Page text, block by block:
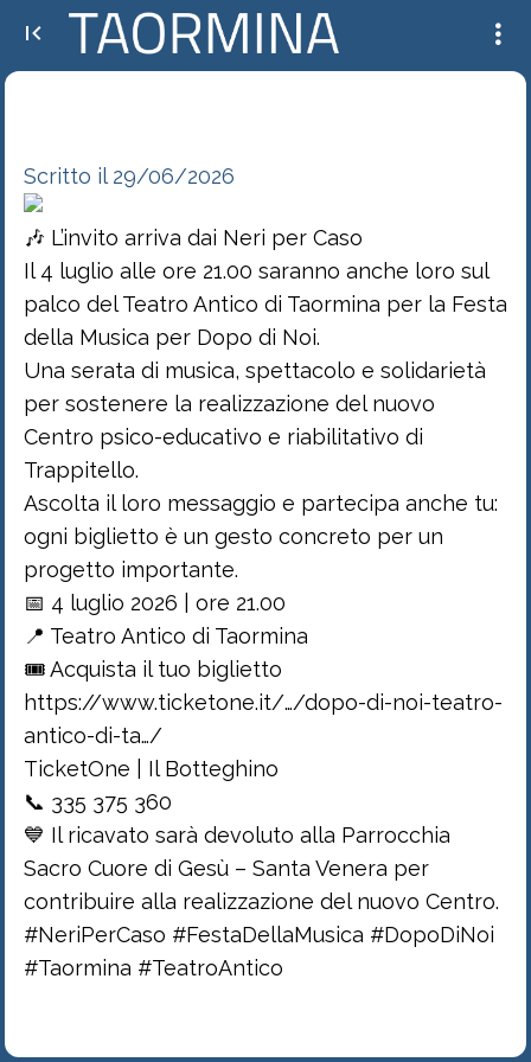
Scritto il 29/06/2026
🎶 L’invito arriva dai Neri per Caso
Il 4 luglio alle ore 21.00 saranno anche loro sul
palco del Teatro Antico di Taormina per la Festa
della Musica per Dopo di Noi.
Una serata di musica, spettacolo e solidarietà
per sostenere la realizzazione del nuovo
Centro psico-educativo e riabilitativo di
Trappitello.
Ascolta il loro messaggio e partecipa anche tu:
ogni biglietto è un gesto concreto per un
progetto importante.
📅 4 luglio 2026 | ore 21.00
📍 Teatro Antico di Taormina
🎟️ Acquista il tuo biglietto
https://www.ticketone.it/…/dopo-di-noi-teatro-
antico-di-ta…/
TicketOne | Il Botteghino
📞 335 375 360
💙 Il ricavato sarà devoluto alla Parrocchia
Sacro Cuore di Gesù – Santa Venera per
contribuire alla realizzazione del nuovo Centro.
#NeriPerCaso #FestaDellaMusica #DopoDiNoi
#Taormina #TeatroAntico